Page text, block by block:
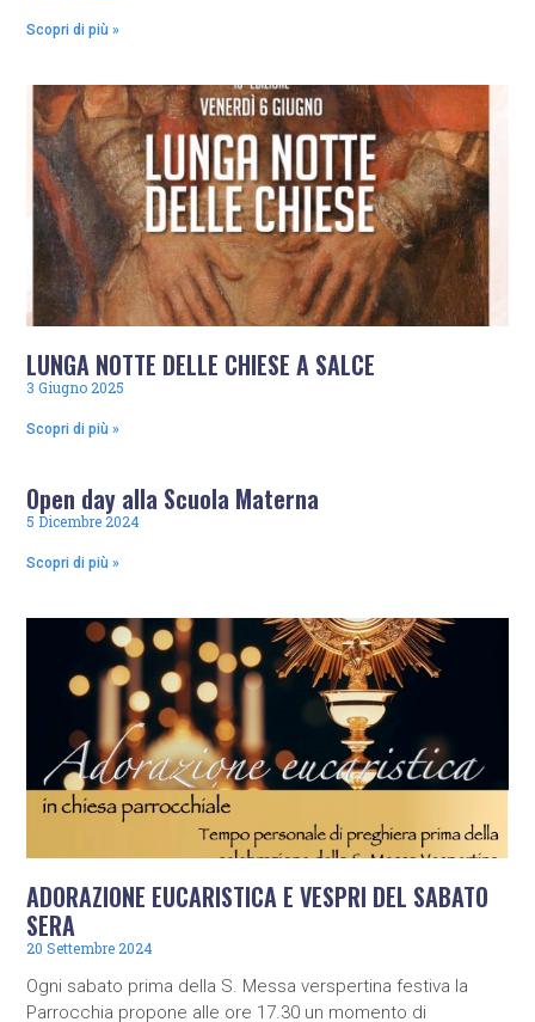
Scopri di più »
LUNGA NOTTE DELLE CHIESE A SALCE
3 Giugno 2025
Scopri di più »
Open day alla Scuola Materna
5 Dicembre 2024
Scopri di più »
ADORAZIONE EUCARISTICA E VESPRI DEL SABATO
SERA
20 Settembre 2024
Ogni sabato prima della S. Messa verspertina festiva la
Parrocchia propone alle ore 17.30 un momento di